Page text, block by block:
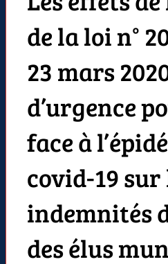
de la loi n°
23 mars
d’urgence
face à
covid-19 sur
indemnités
des élus